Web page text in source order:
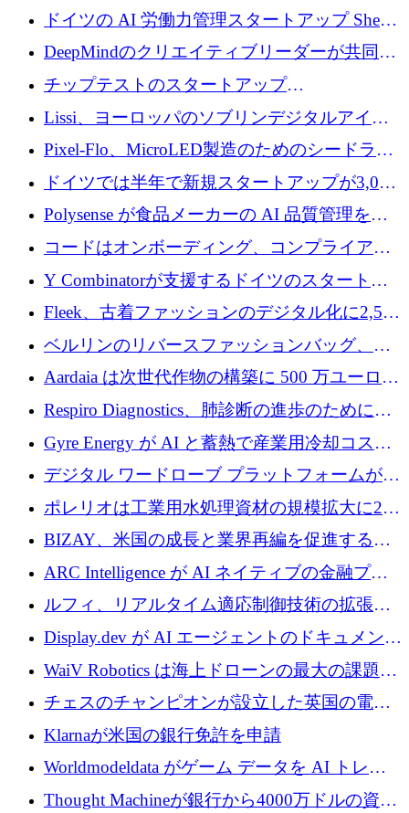
から 2,000 万ユーロ以上の支援を獲得
ドイツの AI 労働力管理スタートアップ Sherpa
がプレシードで 220 万ドルを調達
DeepMindのクリエイティブリーダーが共同設
立したAIライティングのスタートアップが
1,300万ドルのシード投資を調達
チップテストのスタートアップ
QuantumDiamondsが株式資金で1,500万ユーロ
を調達
Lissi、ヨーロッパのソブリンデジタルアイデ
ンティティの未来を推進するために350万ユー
ロを調達
Pixel-Flo、MicroLED製造のためのシードラウ
ンドで525万ポンドを獲得
ドイツでは半年で新規スタートアップが3,000
社という記録を目の当たりにし、涙を流すハ
ンブルク
Polysense が食品メーカーの AI 品質管理を拡
張するために 1,070 万ドルを調達
コードはオンボーディング、コンプライアン
ス、支払いを統合するために 640 万ポンドを
Y Combinatorが支援するドイツのスタートア
ップFintoが340万ドルを調達、シリコンバレ
ーではなくミュンヘンを選んだと語る
Fleek、古着ファッションのデジタル化に2,500
万ドルを確保
ベルリンのリバースファッションバッグ、繊
維仕分け規模拡大に7桁の資金調達
Aardaia は次世代作物の構築に 500 万ユーロを
寄付
Respiro Diagnostics、肺診断の進歩のために
100 万ポンドを確保
Gyre Energy が AI と蓄熱で産業用冷却コスト
を削減するために 130 万ドルを調達
デジタル ワードローブ プラットフォームが
1,000 万人のユーザーに到達し、Whering が
700 万ドルを獲得
ポレリオは工業用水処理資材の規模拡大に240
万ユーロを確保
BIZAY、米国の成長と業界再編を促進するた
めに5,500万ドルを確保
ARC Intelligence が AI ネイティブの金融プラ
ットフォームを拡大するために 400 万ユーロ
ルフィ、リアルタイム適応制御技術の拡張に
810万ポンドを確保
Display.dev が AI エージェントのドキュメント
コラボレーションを強化するために 47 万ユー
WaiV Robotics は海上ドローンの最大の課題の
1 つをどのように解決しているか
チェスのチャンピオンが設立した英国の電池
材料スタートアップ TaiSan が 465 万ポンドを
Klarnaが米国の銀行免許を申請
Worldmodeldata がゲーム データを AI トレー
ニングに変えるために 700 万ポンドを獲得
Thought Machineが銀行から4000万ドルの資金